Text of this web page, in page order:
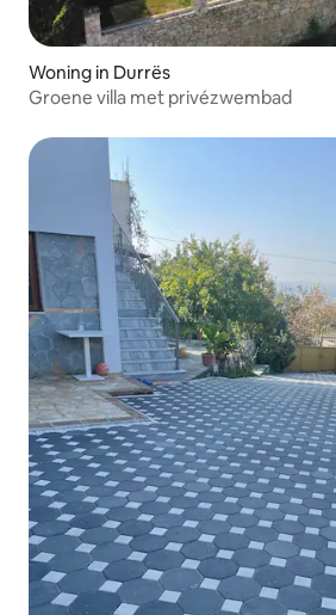
Woning in Durrës
Groene villa met privézwembad